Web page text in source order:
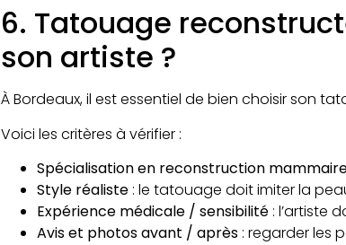
6. Tatouage
son artiste ?
À Bordeaux, il est essentiel de bien choisir son
Voici les critères à vérifier :
Spécialisation en reconstruction
Style réaliste : le tatouage doit imiter la
Expérience médicale / sensibilité : l’artiste
Avis et photos avant / après : regarder les